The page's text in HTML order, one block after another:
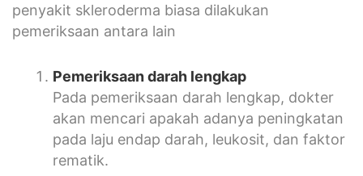
penyakit skleroderma biasa dilakukan
pemeriksaan antara lain
Pemeriksaan darah lengkap
Pada pemeriksaan darah lengkap, dokter
akan mencari apakah adanya peningkatan
pada laju endap darah, leukosit, dan faktor
rematik.